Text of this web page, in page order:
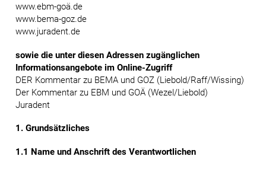
www.ebm-goä.de
www.bema-goz.de
www.juradent.de
sowie die unter diesen Adressen zugänglichen
Informationsangebote im Online-Zugriff
DER Kommentar zu BEMA und GOZ (Liebold/Raff/Wissing)
Der Kommentar zu EBM und GOÄ (Wezel/Liebold)
Juradent
1. Grundsätzliches
1.1 Name und Anschrift des Verantwortlichen